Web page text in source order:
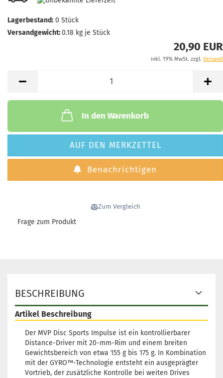
Farbton:
Farbton:
1
Lagerbestand: 0 Stück
Versandgewicht:0.18 kg je Stück
20,90 EUR
inkl. 19% MwSt. zzgl. Versand
In den Warenkorb
AUF DEN MERKZETTEL
Benachrichtigen
Zum Vergleich
Frage zum Produkt
BESCHREIBUNG
Artikel Beschreibung
Der MVP Disc Sports Impulse ist ein kontrollierbarer
Distance-Driver mit 20-mm-Rim und einem breiten
Gewichtsbereich von etwa 155 g bis 175 g. In Kombination
mit der GYRO™-Technologie entsteht ein ausgeprägter
Vortrieb, der zusätzliche Kontrolle bei weiten Drives